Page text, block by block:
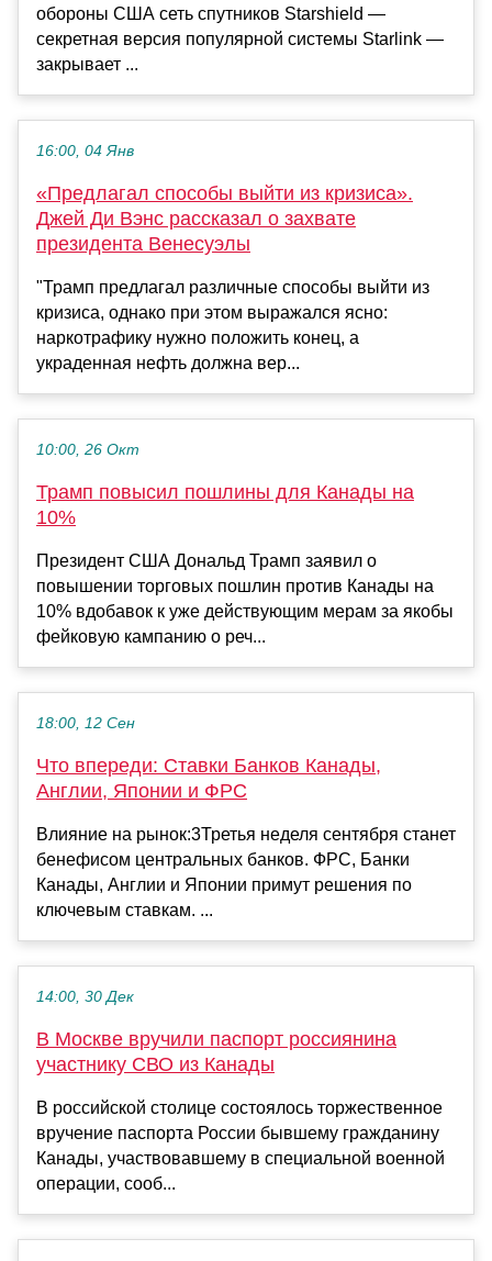
обороны США сеть спутников Starshield —
секретная версия популярной системы Starlink —
закрывает ...
16:00, 04 Янв
«Предлагал способы выйти из кризиса».
Джей Ди Вэнс рассказал о захвате
президента Венесуэлы
"Трамп предлагал различные способы выйти из
кризиса, однако при этом выражался ясно:
наркотрафику нужно положить конец, а
украденная нефть должна вер...
10:00, 26 Окт
Трамп повысил пошлины для Канады на
10%
Президент США Дональд Трамп заявил о
повышении торговых пошлин против Канады на
10% вдобавок к уже действующим мерам за якобы
фейковую кампанию о реч...
18:00, 12 Сен
Что впереди: Ставки Банков Канады,
Англии, Японии и ФРС
Влияние на рынок:3Третья неделя сентября станет
бенефисом центральных банков. ФРС, Банки
Канады, Англии и Японии примут решения по
ключевым ставкам. ...
14:00, 30 Дек
В Москве вручили паспорт россиянина
участнику СВО из Канады
В российской столице состоялось торжественное
вручение паспорта России бывшему гражданину
Канады, участвовавшему в специальной военной
операции, сооб...